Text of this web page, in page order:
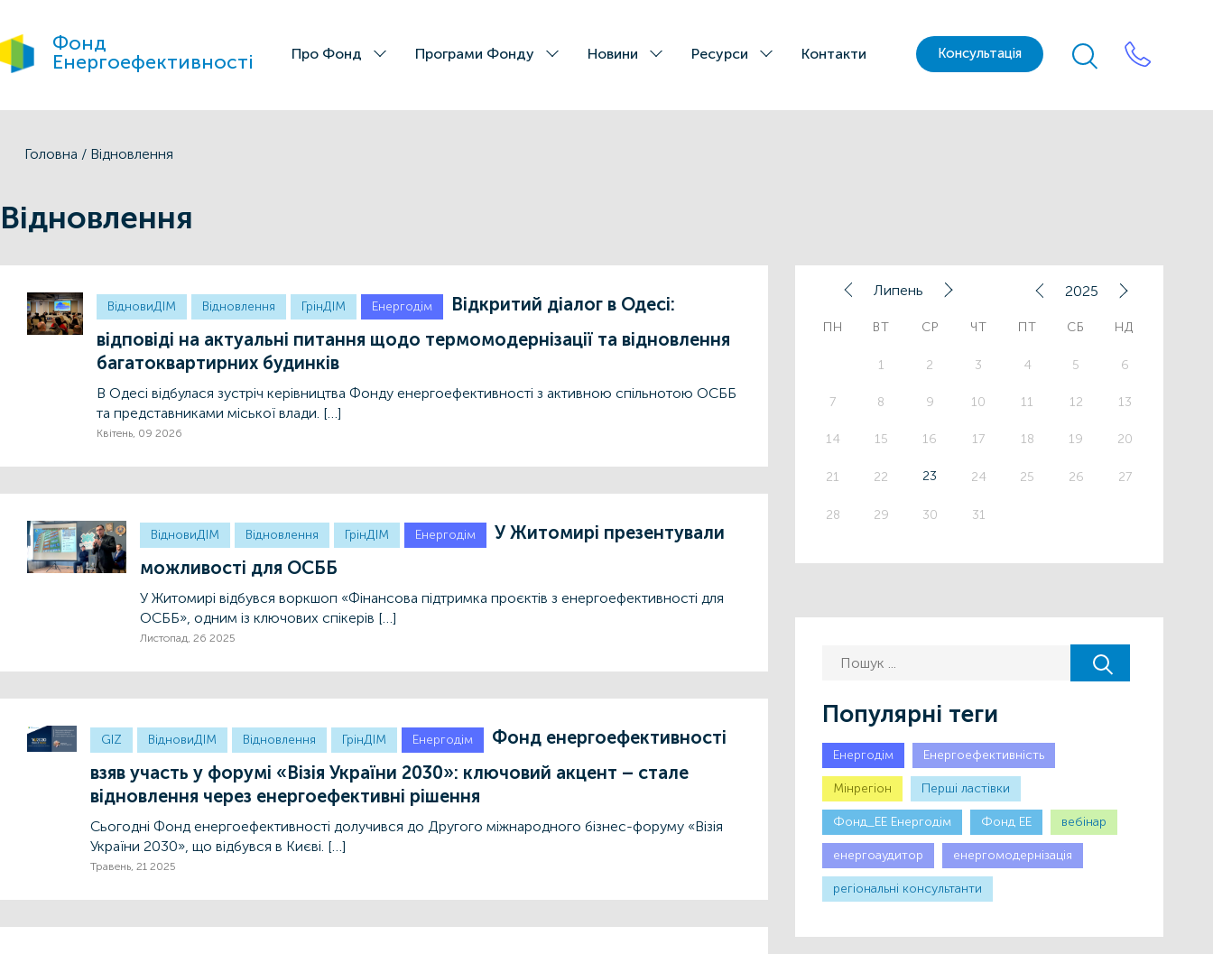
Фонд
Енергоефективності
Про Фонд Програми Фонду Новини Ресурси Контакти Консультація
Головна / Відновлення
Відновлення
ВідновиДІМ Відновлення ГрінДІМ Енергодім
Відкритий діалог в Одесі:
відповіді на актуальні питання щодо термомодернізації та відновлення
багатоквартирних будинків
В Одесі відбулася зустріч керівництва Фонду енергоефективності з активною спільнотою ОСББ
та представниками міської влади. […]
Квітень, 09 2026
ВідновиДІМ Відновлення ГрінДІМ Енергодім
У Житомирі презентували
можливості для ОСББ
У Житомирі відбувся воркшоп «Фінансова підтримка проєктів з енергоефективності для
ОСББ», одним із ключових спікерів […]
Листопад, 26 2025
GIZ ВідновиДІМ Відновлення ГрінДІМ Енергодім
Фонд енергоефективності
взяв участь у форумі «Візія України 2030»: ключовий акцент – стале
відновлення через енергоефективні рішення
Сьогодні Фонд енергоефективності долучився до Другого міжнародного бізнес-форуму «Візія
України 2030», що відбувся в Києві. […]
Травень, 21 2025
ПН ВТ СР ЧТ ПТ СБ НД
1 2 3 4 5 6
7 8 9 10 11 12 13
14 15 16 17 18 19 20
21 22 23 24 25 26 27
28 29 30 31
Липень 2025
Популярні теги
Енергодім Енергоефективність
Мінрегіон Першi ластiвки
Фонд_ЕЕ Енергодім Фонд ЕЕ вебінар
енергоаудитор енергомодернізація
регіональні консультанти